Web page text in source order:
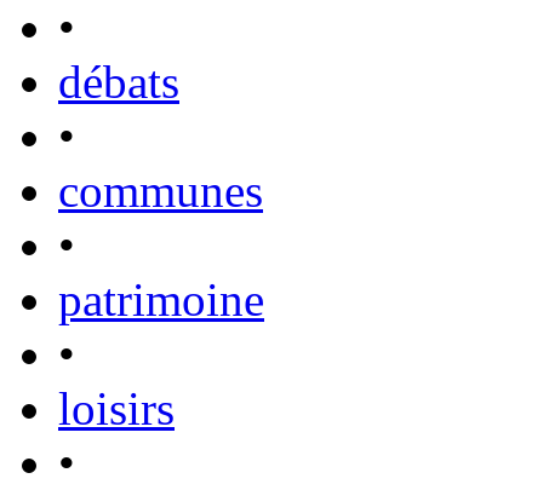
•
débats
•
communes
•
patrimoine
•
loisirs
•